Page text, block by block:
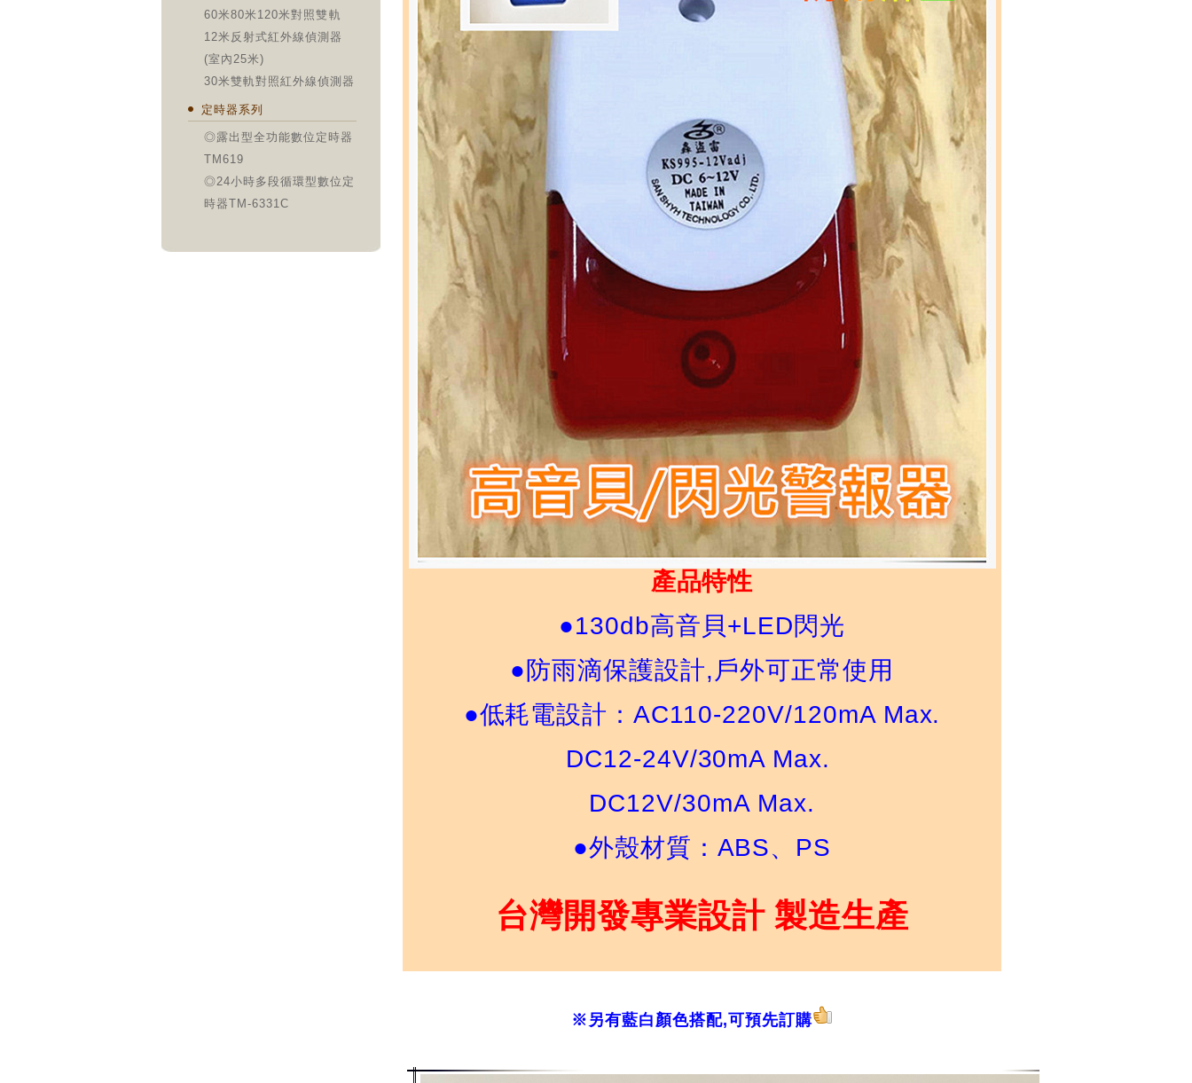
60米80米120米對照雙軌
12米反射式紅外線偵測器
(室內25米)
30米雙軌對照紅外線偵測器
定時器系列
◎露出型全功能數位定時器
TM619
◎24小時多段循環型數位定
時器TM-6331C
產品特性
●130db高音貝+LED閃光
●防雨滴保護設計,戶外可正常使用
●低耗電設計：AC110-220V/120mA Max.
DC12-24V/30mA Max.
DC12V/30mA Max.
●外殼材質：ABS、PS
台灣開發專業設計 製造生產
※另有藍白顏色搭配,可預先訂購